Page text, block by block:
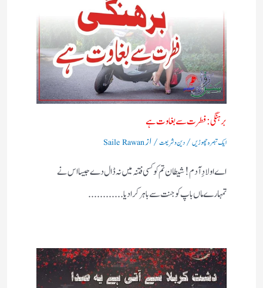
برہنگی : فطرت سے بغاوت ہے
ایک تبصرہ چھوڑیں/دین و شریعت/ ازSaile Rawan
اے اولادِ آدم! شیطان تم کو کسی فتنہ میں نہ ڈال دے جیسا اس نے
تمہارے ماں باپ کو جنت سے باہر کرادیا............